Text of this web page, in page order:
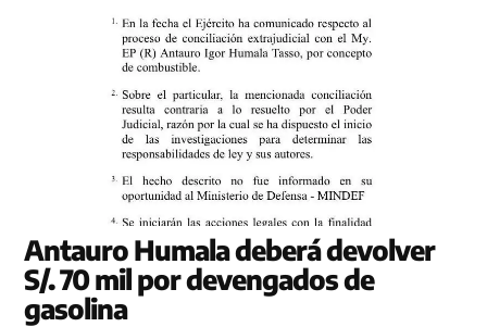
Antauro Humala deberá devolver
S/. 70 mil por devengados de
gasolina